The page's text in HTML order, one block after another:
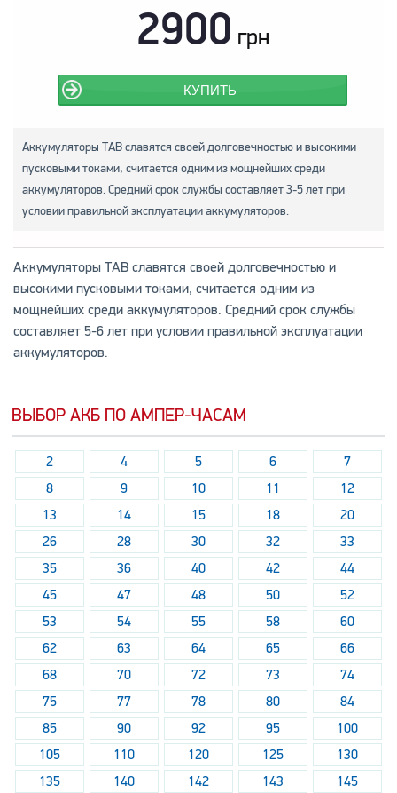
2900 грн
КУПИТЬ
Аккумуляторы ТАВ славятся своей долговечностью и высокими
пусковыми токами, считается одним из мощнейших среди
аккумуляторов. Средний срок службы составляет 3-5 лет при
условии правильной эксплуатации аккумуляторов.
Аккумуляторы ТАВ славятся своей долговечностью и
высокими пусковыми токами, считается одним из
мощнейших среди аккумуляторов. Средний срок службы
составляет 5-6 лет при условии правильной эксплуатации
аккумуляторов.
ВЫБОР АКБ ПО АМПЕР-ЧАСАМ
2 4 5 6
7
8
9 10 11
12
13
14 15 18
20
26
28 30 32
33
35
36 40 42
44
45
47 48 50
52
53
54 55 58
60
62
63 64 65
66
68
70 72 73
74
75
77 78 80
84
85
90 92 95
100
105
110 120 125
130
135
140 142 143 145